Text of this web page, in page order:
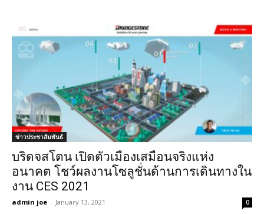
ข่าวประชาสัมพันธ์
บริดจสโตน เปิดตัวเมืองเสมือนจริงแห่ง
อนาคต โชว์ผลงานโซลูชั่นด้านการเดินทางใน
งาน CES 2021
admin joe - January 13, 2021 0